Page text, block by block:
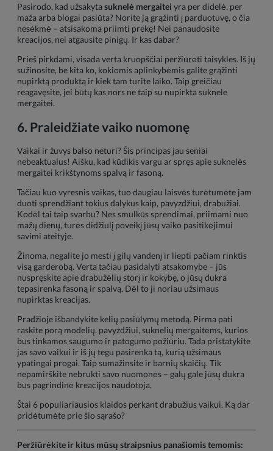
Pasirodo, kad užsakytasuknelė mergaitei yra per didelė, per
maža arba blogai pasiūta? Norite ją grąžinti į parduotuvę, o čia
nesėkmė – atsisakoma priimti prekę! Nei panaudosite
kreacijos, nei atgausite pinigų. Ir kas dabar?
Prieš pirkdami, visada verta kruopščiai peržiūrėti taisykles. Iš jų
sužinosite, be kita ko, kokiomis aplinkybėmis galite grąžinti
nupirktą produktą ir kiek tam turite laiko. Taip greičiau
reagavęsite, jei būtų kas nors ne taip su nupirkta suknele
mergaitei.
6. Praleidžiate vaiko nuomonę
Vaikai ir žuvys balso neturi? Šis principas jau seniai
nebeaktualus! Aišku, kad kūdikis vargu ar spręs apie suknelės
mergaitei krikštynoms spalvą ir fasoną.
Tačiau kuo vyresnis vaikas, tuo daugiau laisvės turėtumėte jam
duoti sprendžiant tokius dalykus kaip, pavyzdžiui, drabužiai.
Kodėl tai taip svarbu? Nes smulkūs sprendimai, priimami nuo
mažų dienų, turės didžiulį poveikį jūsų vaiko pasitikėjimui
savimi ateityje.
Žinoma, negalite jo mesti į gilų vandenį ir liepti pačiam rinktis
visą garderobą. Verta tačiau pasidalyti atsakomybe – jūs
nuspręskite apie drabužėlių storį ir kokybę, o jūsų dukra
tepasirenka fasoną ir spalvą. Dėl to ji noriau užsimaus
nupirktas kreacijas.
Pradžioje išbandykite kelių pasiūlymų metodą. Pirma pati
raskite porą modelių, pavyzdžiui, suknelių mergaitėms, kurios
bus tinkamos saugumo ir patogumo požiūriu. Tada pristatykite
jas savo vaikui ir iš jų tegu pasirenka tą, kurią užsimaus
ypatingai progai. Taip sumažinsite ir barnių skaičių. Tik
nepamirškite nebrukti savo nuomonės – galų gale jūsų dukra
bus pagrindinė kreacijos naudotoja.
Štai 6 populiariausios klaidos perkant drabužius vaikui. Ką dar
pridėtumėte prie šio sąrašo?
Peržiūrėkite ir kitus mūsų straipsnius panašiomis temomis: